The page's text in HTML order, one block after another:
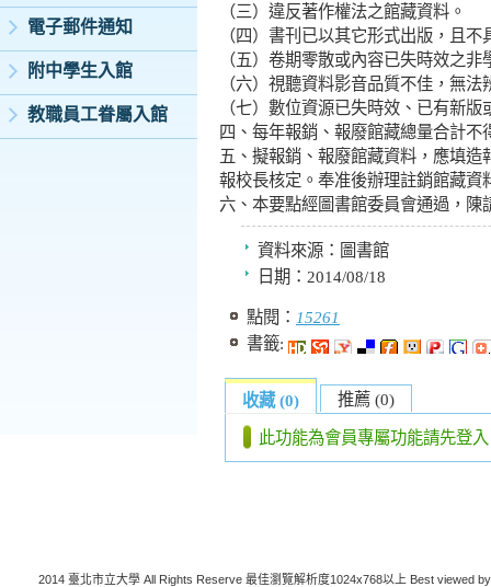
電子郵件通知
附中學生入館
教職員工眷屬入館
（三）違反著作權法之館藏資料。
（四）書刊已以其它形式出版，且
（五）卷期零散或內容已失時效之非
（六）視聽資料影音品質不佳，無法
（七）數位資源已失時效、已有新
四、每年報銷、報廢館藏總量合計
五、擬報銷、報廢館藏資料，應填
報校長核定。奉准後辦理註銷館藏
六、本要點經圖書館委員會通過，陳
資料來源： 圖書館
日期： 2014/08/18
點閱： 15261
書籤:
收藏 (0) 推薦 (0)
此功能為會員專屬功能請先登入
2014 臺北市立大學 All Rights Reserve 最佳瀏覽解析度1024x768以上 Best viewed